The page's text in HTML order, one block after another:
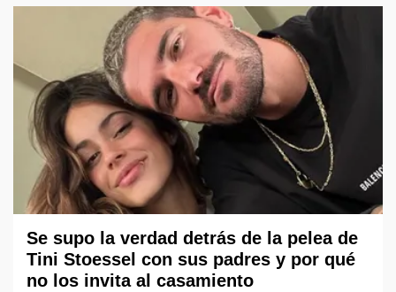
Se supo la verdad detrás de la pelea de
Tini Stoessel con sus padres y por qué
no los invita al casamiento